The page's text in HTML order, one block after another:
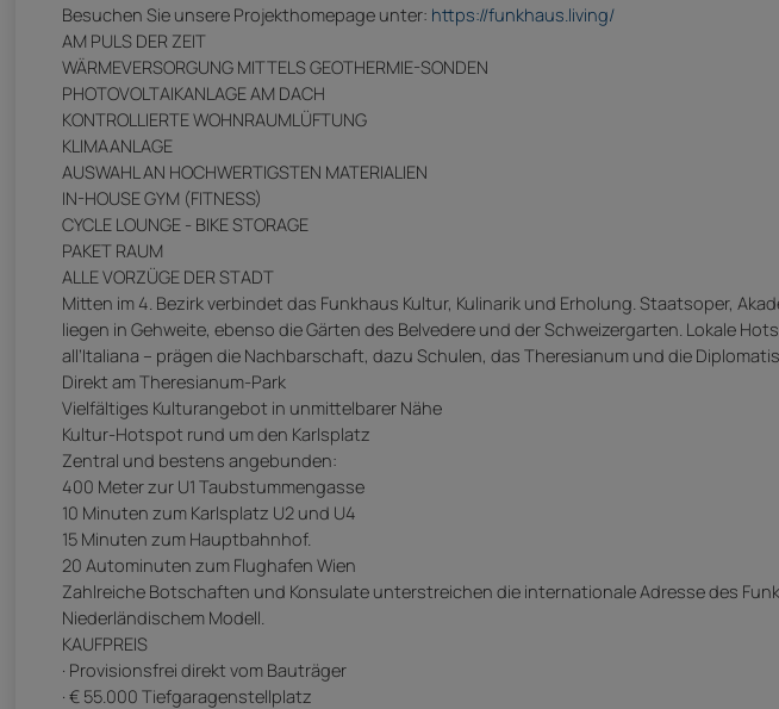
Besuchen Sie unsere Projekthomepage unter: https://funkhaus.living/
AM PULS DER ZEIT
WÄRMEVERSORGUNG MITTELS GEOTHERMIE-SONDEN
PHOTOVOLTAIKANLAGE AM DACH
KONTROLLIERTE WOHNRAUMLÜFTUNG
KLIMAANLAGE
AUSWAHL AN HOCHWERTIGSTEN MATERIALIEN
IN-HOUSE GYM (FITNESS)
CYCLE LOUNGE - BIKE STORAGE
PAKET RAUM
ALLE VORZÜGE DER STADT
Mitten im 4. Bezirk verbindet das Funkhaus Kultur, Kulinarik und Erholung. Staatsoper,
liegen in Gehweite, ebenso die Gärten des Belvedere und der Schweizergarten. Lokale
all’Italiana – prägen die Nachbarschaft, dazu Schulen, das Theresianum und die
Direkt am Theresianum-Park
Vielfältiges Kulturangebot in unmittelbarer Nähe
Kultur-Hotspot rund um den Karlsplatz
Zentral und bestens angebunden:
400 Meter zur U1 Taubstummengasse
10 Minuten zum Karlsplatz U2 und U4
15 Minuten zum Hauptbahnhof.
20 Autominuten zum Flughafen Wien
Zahlreiche Botschaften und Konsulate unterstreichen die internationale Adresse des
Niederländischem Modell.
KAUFPREIS
· Provisionsfrei direkt vom Bauträger
· € 55.000 Tiefgaragenstellplatz